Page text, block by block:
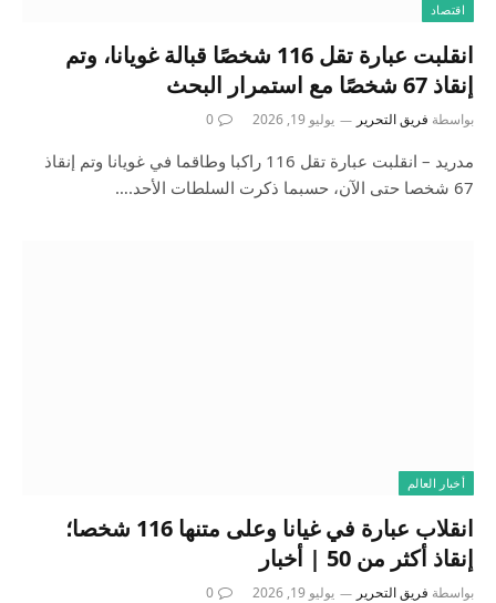
اقتصاد
انقلبت عبارة تقل 116 شخصًا قبالة غويانا، وتم
إنقاذ 67 شخصًا مع استمرار البحث
بواسطة فريق التحرير يوليو 19, 2026 0
مدريد – انقلبت عبارة تقل 116 راكبا وطاقما في غويانا وتم إنقاذ
67 شخصا حتى الآن، حسبما ذكرت السلطات الأحد.…
أخبار العالم
انقلاب عبارة في غيانا وعلى متنها 116 شخصا؛
إنقاذ أكثر من 50 | أخبار
بواسطة فريق التحرير يوليو 19, 2026 0